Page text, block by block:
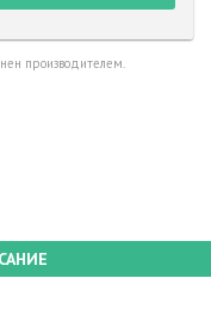
производителем.